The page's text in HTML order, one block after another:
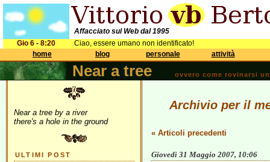
Affacciato sul Web dal 1995
Gio 6 - 8:20
Ciao, essere umano non identificato!
home
blog personale attività
Near a tree ovvero come rovinarsi
Near a tree by a river
there's a hole in the ground
ULTIMI POST
Archivio per il
« Articoli precedenti
Giovedì 31 Maggio 2007, 10:06